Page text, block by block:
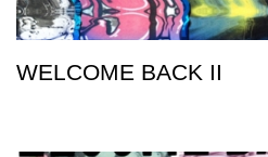
WELCOME BACK II